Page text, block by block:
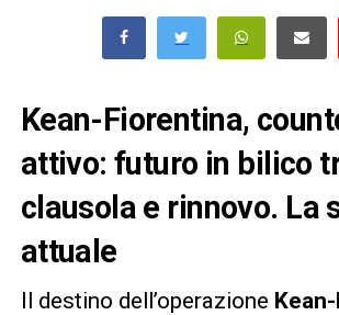
Kean-Fiorentina,
attivo: futuro in bilico
clausola e rinnovo. La
attuale
Il destino dell’operazione